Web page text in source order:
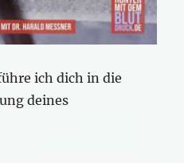
ich dich in die
deines